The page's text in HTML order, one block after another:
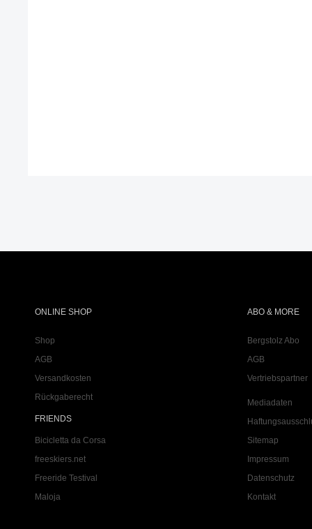
ONLINE SHOP
Shop
AGB
Versandkosten
Rückgaberecht
FRIENDS
Bicicletta da Corsa
freeskiers.net
Freeride Testival
Maloja
ABO & MORE
Bergstolz Abo
AGB
Vertriebspartner
Mediadaten
Sitemap
Impressum
Datenschutz
Kontakt